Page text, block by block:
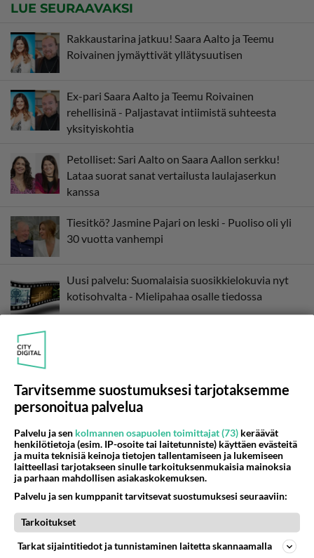
LUE SEURAAVAKSI
Rakkaustarina jatkuu! Saara Aalto ja Teemu
Roivainen jymäyttivät yllätysuutisen
Ex-pari Saara Aalto ja Teemu Roivainen
rehellisinä - Paljastavat intiimistä suhteesta
yksityiskohtia
Petolliset: Sari Aalto on Saara Aallon serkku!
Lataa suorat sanat vertailusta laulajaserkun
kanssa
Tiesitkö? Jasmine Pajari on leski - Puoliso oli yli
30 vuotta vanhempi
Uusi palvelu: Suomalaisia suosikkielokuvia nyt
kotisohvalta - Mielipahaa osalle tiedossa
Tarvitsemme suostumuksesi tarjotaksemme
personoitua palvelua
Palvelu ja sen kolmannen osapuolen toimittajat (73) keräävät
henkilötietoja (esim. IP-osoite tai laitetunniste) käyttäen evästeitä
ja muita teknisiä keinoja tietojen tallentamiseen ja lukemiseen
laitteellasi tarjotakseen sinulle tarkoituksenmukaisia mainoksia
ja parhaan mahdollisen asiakaskokemuksen.
Palvelu ja sen kumppanit tarvitsevat suostumuksesi seuraaviin:
Tarkoitukset
Tarkat sijaintitiedot ja tunnistaminen laitetta skannaamalla